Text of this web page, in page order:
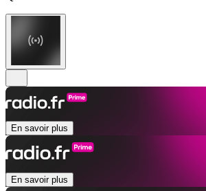
En savoir plus
En savoir plus